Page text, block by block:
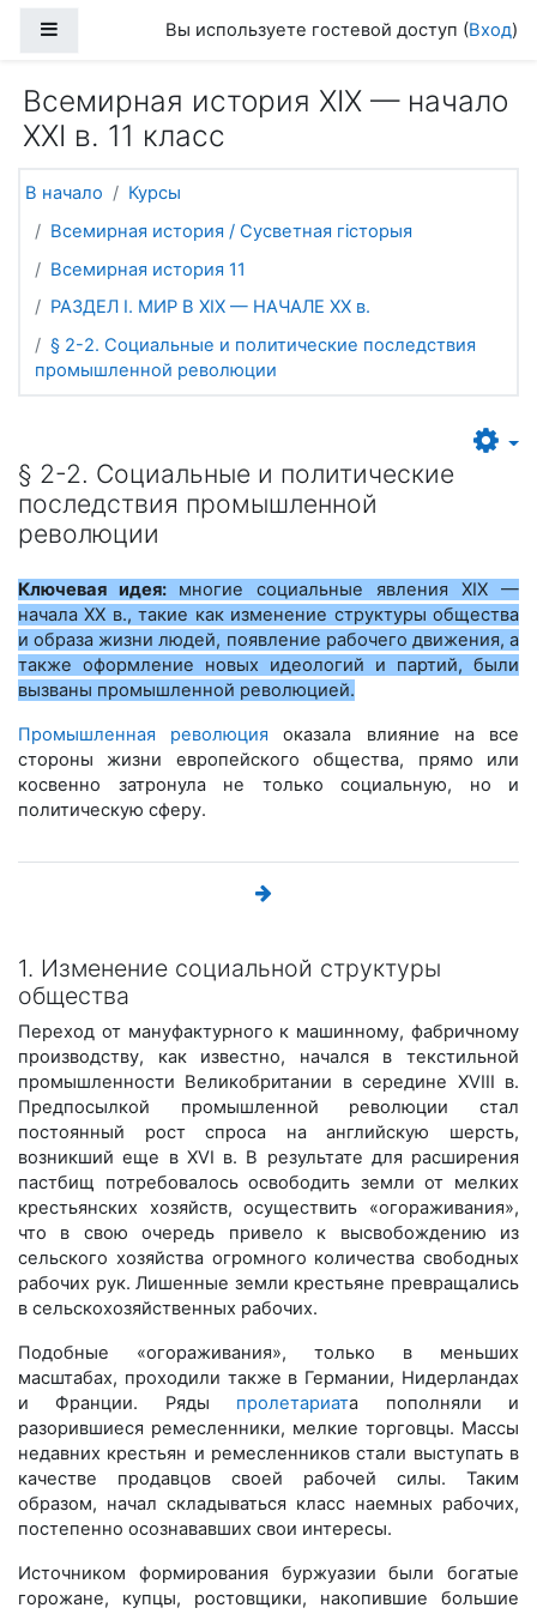
Боковая панельВы используете гостевой доступ (Вход)
Всемирная история ХІХ — начало
ХХІ в. 11 класс
В начало
Курсы
Всемирная история / Сусветная гісторыя
Всемирная история 11
РАЗДЕЛ I. МИР В ХIХ — НАЧАЛЕ ХХ в.
§ 2-2. Социальные и политические последствия
промышленной революции
§ 2-2. Социальные и политические
последствия промышленной
революции
Ключевая идея: многие социальные явления XIX —
начала ХХ в., такие как изменение структуры общества
и образа жизни людей, появление рабочего движения, а
также оформление новых идеологий и партий, были
вызваны промышленной революцией.
Промышленная революция оказала влияние на все
стороны жизни европейского общества, прямо или
косвенно затронула не только социальную, но и
политическую сферу.
1. Изменение социальной структуры
общества
Переход от мануфактурного к машинному, фабричному
производству, как известно, начался в текстильной
промышленности Великобритании в середине XVIII в.
Предпосылкой промышленной революции стал
постоянный рост спроса на английскую шерсть,
возникший еще в XVI в. В результате для расширения
пастбищ потребовалось освободить земли от мелких
крестьянских хозяйств, осуществить «огораживания»,
что в свою очередь привело к высвобождению из
сельского хозяйства огромного количества свободных
рабочих рук. Лишенные земли крестьяне превращались
в сельскохозяйственных рабочих.
Подобные «огораживания», только в меньших
масштабах, проходили также в Германии, Нидерландах
и Франции. Ряды пролетариата пополняли и
разорившиеся ремесленники, мелкие торговцы. Массы
недавних крестьян и ремесленников стали выступать в
качестве продавцов своей рабочей силы. Таким
образом, начал складываться класс наемных рабочих,
постепенно осознававших свои интересы.
Источником формирования буржуазии были богатые
горожане, купцы, ростовщики, накопившие большие